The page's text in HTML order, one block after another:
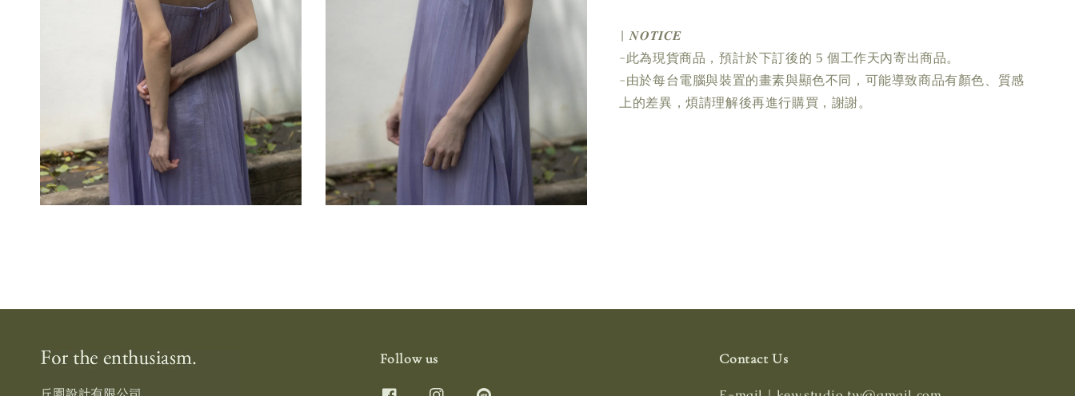
| 𝑵𝑶𝑻𝑰𝑪𝑬
-此為現貨商品，預計於下訂後的 5 個工作天內寄出商品。
-由於每台電腦與裝置的畫素與顯色不同，可能導致商品有顏色、質感
上的差異，煩請理解後再進行購買，謝謝。
Follow us Contact Us